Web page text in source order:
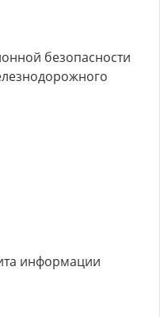
безопасности
информации